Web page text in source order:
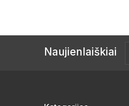
Naujienlaiškiai